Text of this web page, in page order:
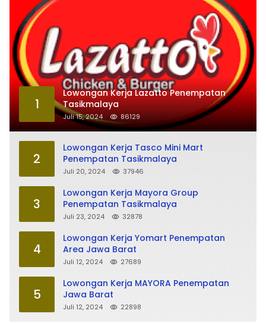
1
Lowongan Kerja Lazatto Penempatan
Tasikmalaya
Juli 15, 2024 86129
2
Lowongan Kerja Tasco Mini Mart
Penempatan Tasikmalaya
Juli 20, 2024 37946
3
Lowongan Kerja Mayora Group
Penempatan Tasikmalaya
Juli 23, 2024 32878
4
Lowongan Kerja Yomart Penempatan
Area Jawa Barat
Juli 12, 2024 27689
5
Lowongan Kerja MAYORA Penempatan
Jawa Barat
Juli 12, 2024 22898